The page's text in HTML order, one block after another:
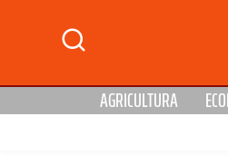
AGRICULTURA